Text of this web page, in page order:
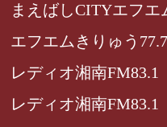
まえばしCITYエフエ
エフエムきりゅう
レディオ湘南FM83.1
レディオ湘南FM83.1